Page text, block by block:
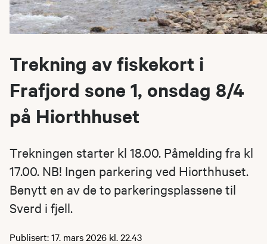
Trekning av fiskekort i
Frafjord sone 1, onsdag 8/4
på Hiorthhuset
Trekningen starter kl 18.00. Påmelding fra kl
17.00. NB! Ingen parkering ved Hiorthhuset.
Benytt en av de to parkeringsplassene til
Sverd i fjell.
Publisert: 17. mars 2026 kl. 22.43